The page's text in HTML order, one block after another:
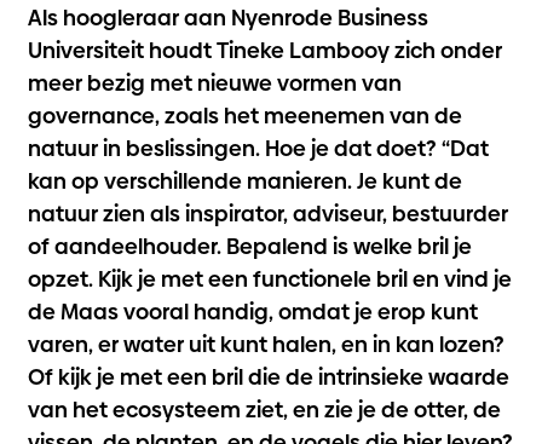
Als hoogleraar aan Nyenrode Business
Universiteit houdt Tineke Lambooy zich onder
meer bezig met nieuwe vormen van
governance, zoals het meenemen van de
natuur in beslissingen. Hoe je dat doet? “Dat
kan op verschillende manieren. Je kunt de
natuur zien als inspirator, adviseur, bestuurder
of aandeelhouder. Bepalend is welke bril je
opzet. Kijk je met een functionele bril en vind je
de Maas vooral handig, omdat je erop kunt
varen, er water uit kunt halen, en in kan lozen?
Of kijk je met een bril die de intrinsieke waarde
van het ecosysteem ziet, en zie je de otter, de